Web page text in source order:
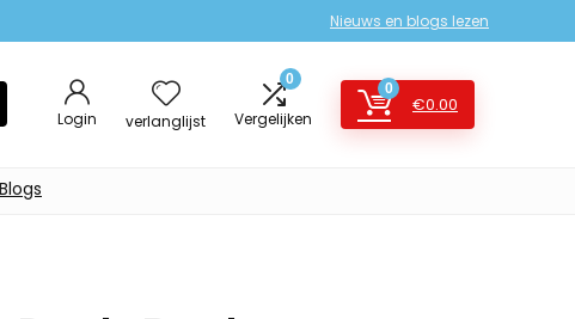
Nieuws en blogs lezen
Login verlanglijst
0
Vergelijken
0
€0.00
Blogs